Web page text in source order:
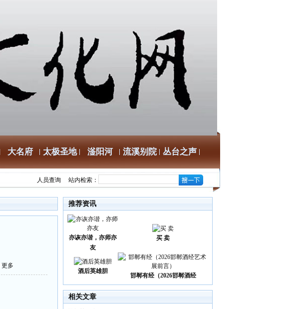
大名府 太极圣地 滏阳河 流溪别院 丛台之声
人员查询 站内检索：
更多
推荐资讯
亦诙亦谐，亦师亦
友
买 卖
酒后英雄胆
邯郸有经（2026邯郸酒经
相关文章